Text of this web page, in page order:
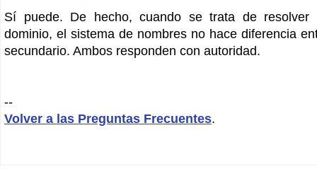
Sí puede. De hecho, cuando se trata de resolver
dominio, el sistema de nombres no hace diferencia
secundario. Ambos responden con autoridad.
--
Volver a las Preguntas Frecuentes.